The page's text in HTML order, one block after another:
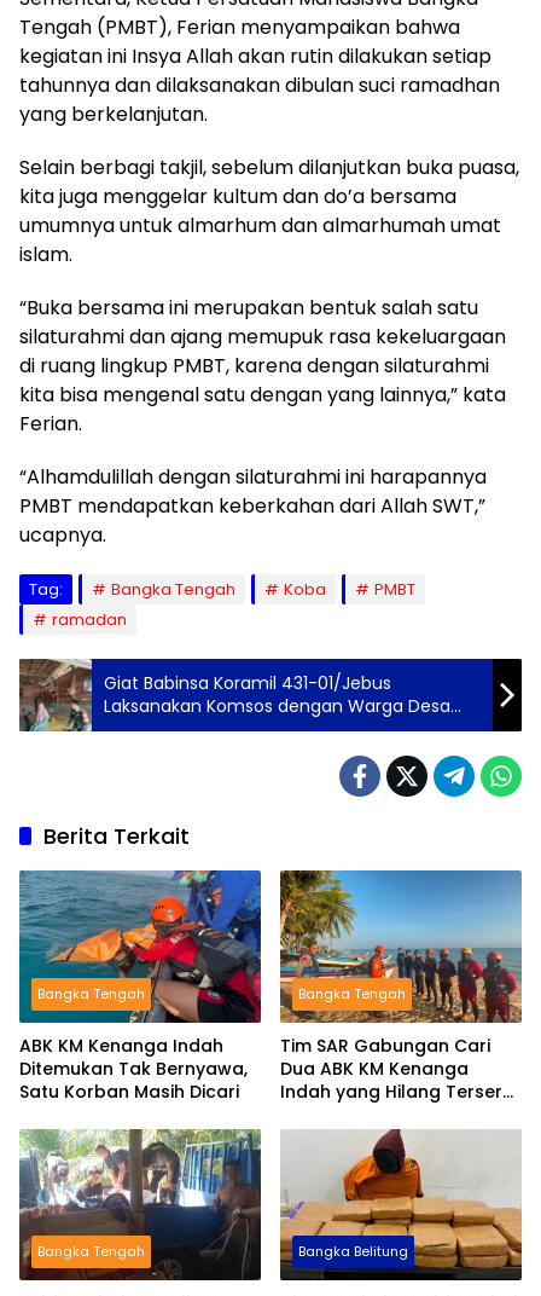
Tengah (PMBT), Ferian menyampaikan bahwa
kegiatan ini Insya Allah akan rutin dilakukan setiap
tahunnya dan dilaksanakan dibulan suci ramadhan
yang berkelanjutan.
Selain berbagi takjil, sebelum dilanjutkan buka puasa,
kita juga menggelar kultum dan do’a bersama
umumnya untuk almarhum dan almarhumah umat
islam.
“Buka bersama ini merupakan bentuk salah satu
silaturahmi dan ajang memupuk rasa kekeluargaan
di ruang lingkup PMBT, karena dengan silaturahmi
kita bisa mengenal satu dengan yang lainnya,” kata
Ferian.
“Alhamdulillah dengan silaturahmi ini harapannya
PMBT mendapatkan keberkahan dari Allah SWT,”
ucapnya.
Tag: Bangka Tengah Koba
PMBT
ramadan
Giat Babinsa Koramil 431-01/Jebus
Laksanakan Komsos dengan Warga Desa
Tumbak Petar
Berita Terkait
Bangka Tengah
ABK KM Kenanga Indah
Ditemukan Tak Bernyawa,
Satu Korban Masih Dicari
Bangka Tengah
Tim SAR Gabungan Cari
Dua ABK KM Kenanga
Indah yang Hilang Terseret
Bangka Tengah Bangka Belitung